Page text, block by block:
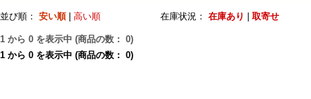
並び順： 安い順| 高い順 在庫状況： 在庫あり 取寄せ
1 から 0 を表示中 (商品の数： 0)
1 から 0 を表示中 (商品の数： 0)